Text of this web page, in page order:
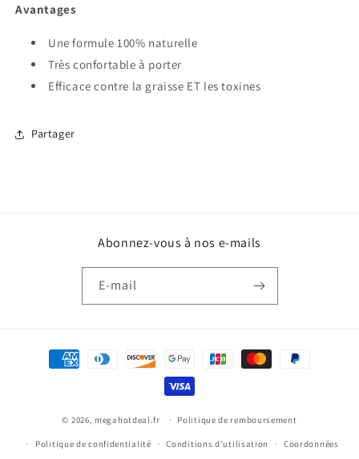
Avantages
Une formule 100% naturelle
Très confortable à porter
Efficace contre la graisse ET les toxines
Partager
Abonnez-vous à nos e-mails
E-mail
Moyens
© 2026, megahotdeal.fr Politique de remboursement
Politique de confidentialité Conditions d’utilisation Coordonnées